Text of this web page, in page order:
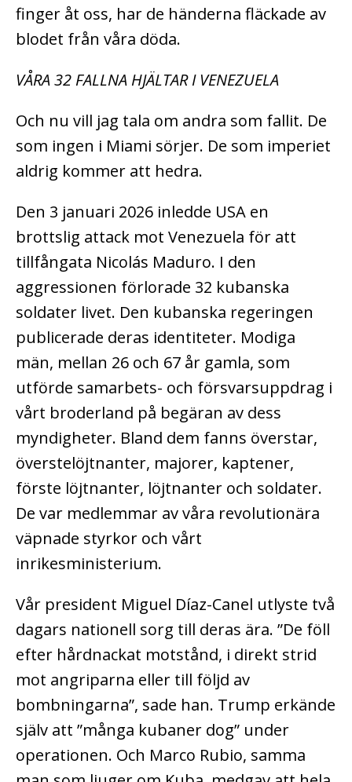
finger åt oss, har de händerna fläckade av
blodet från våra döda.
VÅRA 32 FALLNA HJÄLTAR I VENEZUELA
Och nu vill jag tala om andra som fallit. De
som ingen i Miami sörjer. De som imperiet
aldrig kommer att hedra.
Den 3 januari 2026 inledde USA en
brottslig attack mot Venezuela för att
tillfångata Nicolás Maduro. I den
aggressionen förlorade 32 kubanska
soldater livet. Den kubanska regeringen
publicerade deras identiteter. Modiga
män, mellan 26 och 67 år gamla, som
utförde samarbets- och försvarsuppdrag i
vårt broderland på begäran av dess
myndigheter. Bland dem fanns överstar,
överstelöjtnanter, majorer, kaptener,
förste löjtnanter, löjtnanter och soldater.
De var medlemmar av våra revolutionära
väpnade styrkor och vårt
inrikesministerium.
Vår president Miguel Díaz-Canel utlyste två
dagars nationell sorg till deras ära. ”De föll
efter hårdnackat motstånd, i direkt strid
mot angriparna eller till följd av
bombningarna”, sade han. Trump erkände
själv att ”många kubaner dog” under
operationen. Och Marco Rubio, samma